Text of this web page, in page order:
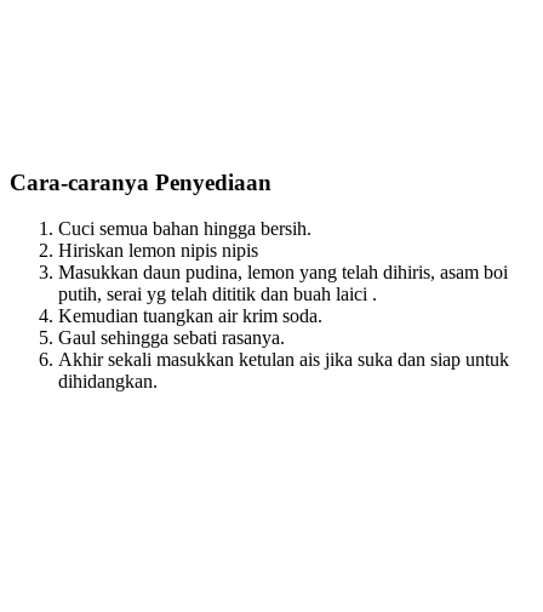
Cara-caranya Penyediaan
Cuci semua bahan hingga bersih.
Hiriskan lemon nipis nipis
Masukkan daun pudina, lemon yang telah dihiris, asam boi
putih, serai yg telah dititik dan buah laici .
Kemudian tuangkan air krim soda.
Gaul sehingga sebati rasanya.
Akhir sekali masukkan ketulan ais jika suka dan siap untuk
dihidangkan.